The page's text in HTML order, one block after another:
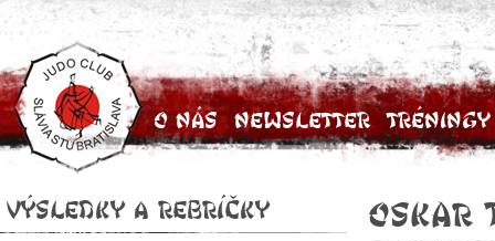
O nás Newsletter Tréningy
Výsledky a rebríčky Oskar